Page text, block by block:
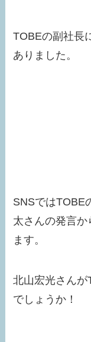
TOBEの副社長
ありました。
SNSではTOBE
太さんの発言
ます。
北山宏光さん
でしょうか！